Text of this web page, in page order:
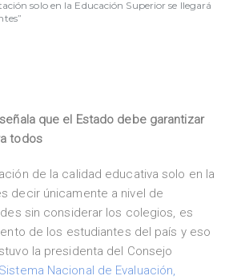
solo en la Educación Superior se llegará
que el Estado debe garantizar
todos
de la calidad educativa solo en la
decir únicamente a nivel de
sin considerar los colegios, es
de los estudiantes del país y eso
la presidenta del Consejo
Sistema Nacional de Evaluación,